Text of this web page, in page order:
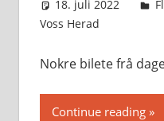
18. juli 2022
Voss Herad
Nokre bilete frå
Continue reading